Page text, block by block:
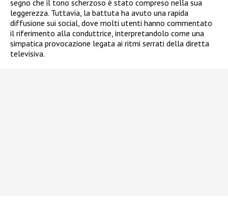
segno che il tono scherzoso è stato compreso nella sua
leggerezza. Tuttavia, la battuta ha avuto una rapida
diffusione sui social, dove molti utenti hanno commentato
il riferimento alla conduttrice, interpretandolo come una
simpatica provocazione legata ai ritmi serrati della diretta
televisiva.